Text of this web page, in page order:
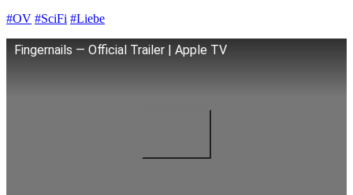
#OV #SciFi #Liebe
Fingernails — Official Trailer | Apple TV